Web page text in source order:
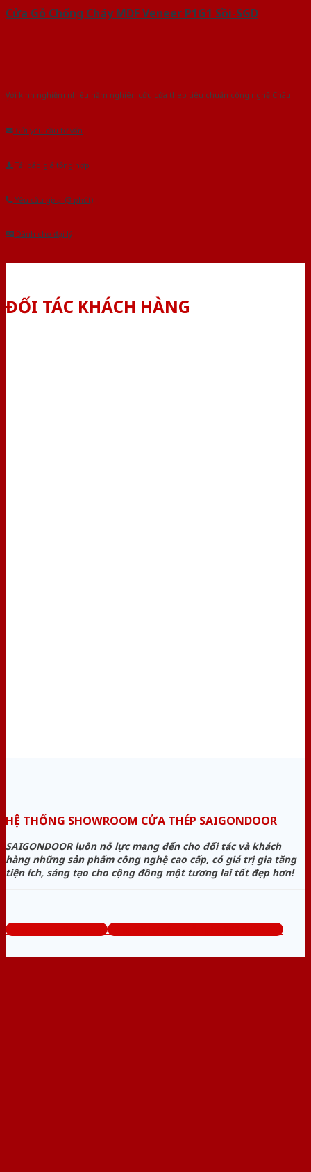
Cửa Gỗ Chống Cháy MDF Veneer P1G1 Sồi-SGD
Với kinh nghiệm nhiêu năm nghiên cứu cửa theo tiêu chuẩn công nghệ Châu
Gửi yêu cầu tư vấn
Tải báo giá tổng hợp
Yêu cầu gọi lại (3 phút)
Dành cho đại lý
ĐỐI TÁC KHÁCH HÀNG
HỆ THỐNG SHOWROOM CỬA THÉP SAIGONDOOR
SAIGONDOOR luôn nỗ lực mang đến cho đối tác và khách
hàng những sản phẩm công nghệ cao cấp, có giá trị gia tăng
tiện ích, sáng tạo cho cộng đồng một tương lai tốt đẹp hơn!
www.bancuathep.com Tổng đài tư vấn miễn phí: 0824.400.400